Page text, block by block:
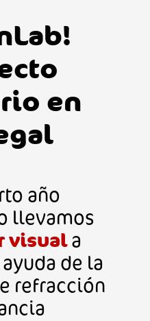
en
año
llevamos
visuala
de la
refracción